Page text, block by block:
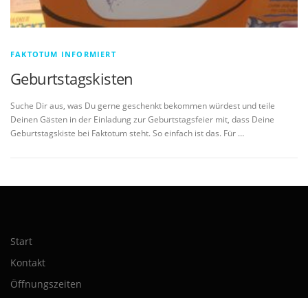
FAKTOTUM INFORMIERT
Geburtstagskisten
Suche Dir aus, was Du gerne geschenkt bekommen würdest und teile
Deinen Gästen in der Einladung zur Geburtstagsfeier mit, dass Deine
Geburtstagskiste bei Faktotum steht. So einfach ist das. Für …
Start
Kontakt
Öffnungszeiten